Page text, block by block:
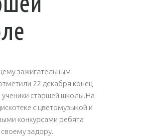
зажигательным
22 декабря конец
ученики старшей школы.На
с цветомузыкой и
конкурсами ребята
задору.